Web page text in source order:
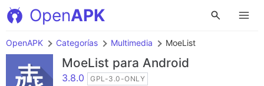
OpenAPK
OpenAPK Categorías Multimedia MoeList
MoeList para Android
3.8.0 GPL-3.0-ONLY